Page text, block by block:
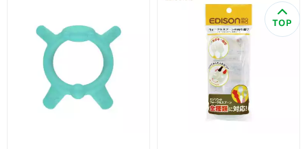
成人照護
美容／個人清潔
食品／健康食補
購物金查詢
優惠券領取
優惠券查詢